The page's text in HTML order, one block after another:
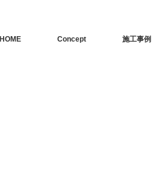
HOME Concept 施工事例